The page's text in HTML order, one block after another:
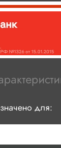
для: